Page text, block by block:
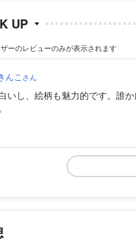
UP
ーのレビューのみが表示されます
んこ さん
いし、絵柄も魅力的です。誰